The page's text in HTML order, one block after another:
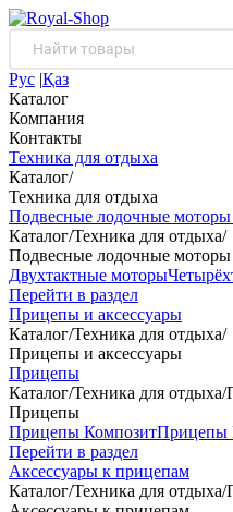
Рус |Қаз
Каталог
Компания
Контакты
Техника для отдыха
Каталог/
Техника для отдыха
Подвесные лодочные моторы
Каталог/Техника для отдыха/
Подвесные лодочные моторы
Двухтактные моторы
Перейти в раздел
Прицепы и аксессуары
Каталог/Техника для отдыха/
Прицепы и аксессуары
Прицепы
Каталог/Техника для отдыха/
Прицепы
Прицепы Композит
Перейти в раздел
Аксессуары к прицепам
Каталог/Техника для отдыха/